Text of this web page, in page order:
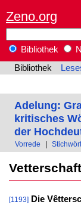
Zeno.org
Bibliothek
Bibliothek
Adelung:
kritisches
der
Vorrede
[1193] Die